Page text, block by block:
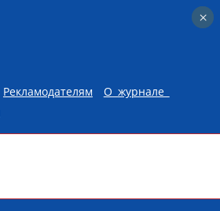
Рекламодателям
О журнале
×
×